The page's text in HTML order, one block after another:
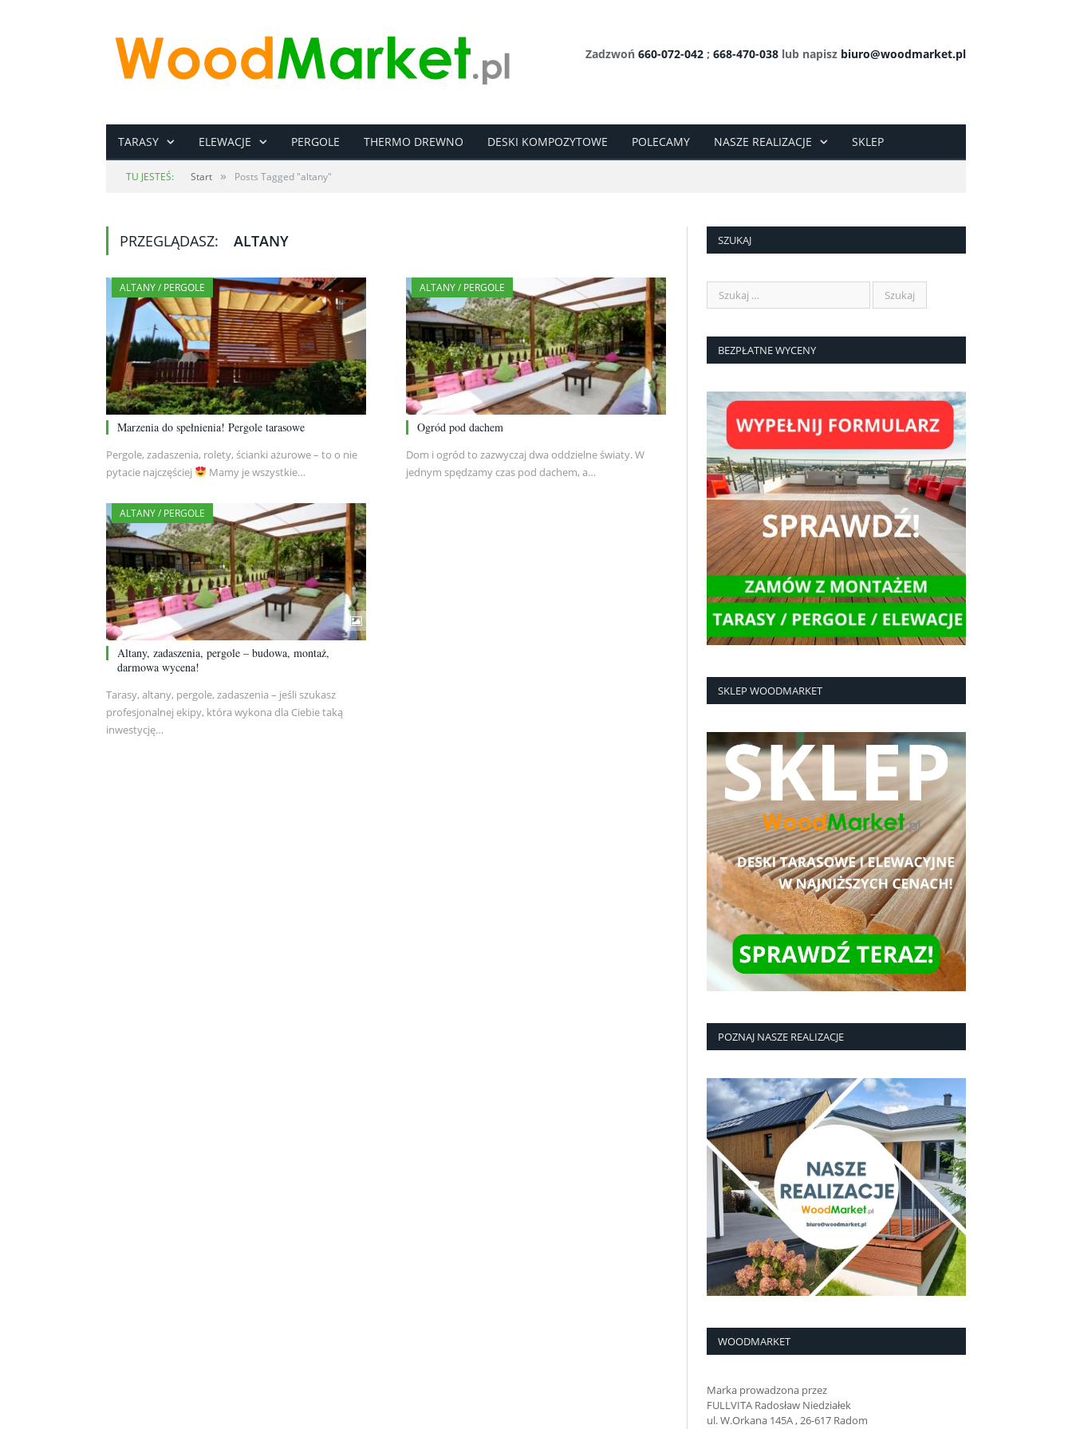
Zadzwoń 660-072-042 ; 668-470-038 lub napisz biuro@woodmarket.pl
TARASY ELEWACJE PERGOLE THERMO DREWNO DESKI KOMPOZYTOWE POLECAMY NASZE REALIZACJE SKLEP
TU JESTEŚ: Start » Posts Tagged "altany"
PRZEGLĄDASZ: ALTANY
ALTANY / PERGOLE
Marzenia do spełnienia! Pergole tarasowe
Pergole, zadaszenia, rolety, ścianki ażurowe – to o nie
pytacie najczęściej
Mamy je wszystkie…
ALTANY / PERGOLE
Ogród pod dachem
Dom i ogród to zazwyczaj dwa oddzielne światy. W
jednym spędzamy czas pod dachem, a…
ALTANY / PERGOLE
Altany, zadaszenia, pergole – budowa, montaż,
darmowa wycena!
Tarasy, altany, pergole, zadaszenia – jeśli szukasz
profesjonalnej ekipy, która wykona dla Ciebie taką
inwestycję…
SZUKAJ
BEZPŁATNE WYCENY
SKLEP WOODMARKET
POZNAJ NASZE REALIZACJE
WOODMARKET
Marka prowadzona przez
FULLVITA Radosław Niedziałek
ul. W.Orkana 145A , 26-617 Radom